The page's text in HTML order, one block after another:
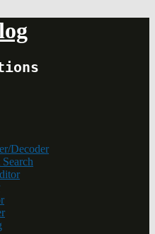
Decoder